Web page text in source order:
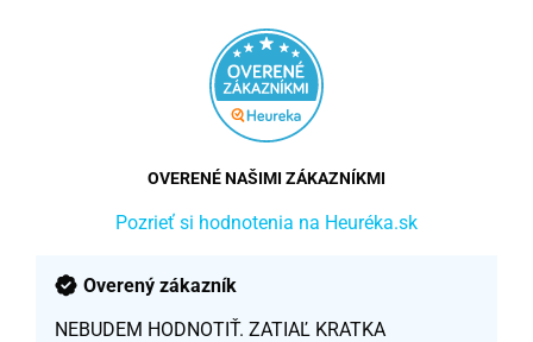
OVERENÉ NAŠIMI ZÁKAZNÍKMI
Pozrieť si hodnotenia na Heuréka.sk
Overený zákazník
NEBUDEM HODNOTIŤ. ZATIAĽ KRATKA